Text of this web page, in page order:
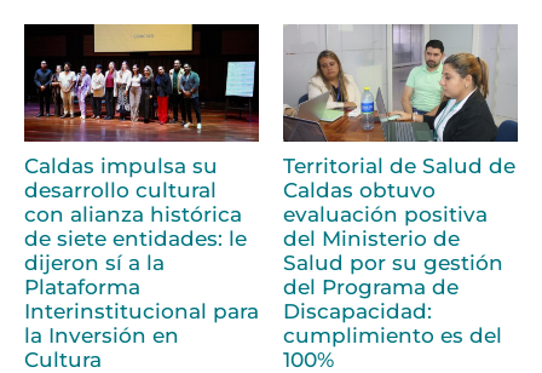
Caldas impulsa su
desarrollo cultural
con alianza histórica
de siete entidades: le
dijeron sí a la
Plataforma
Interinstitucional para
la Inversión en
Cultura
Territorial de Salud de
Caldas obtuvo
evaluación positiva
del Ministerio de
Salud por su gestión
del Programa de
Discapacidad:
cumplimiento es del
100%